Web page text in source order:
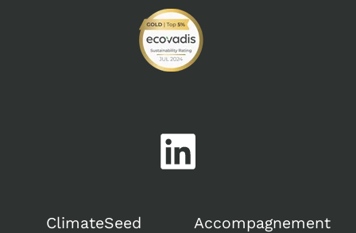
ClimateSeed Accompagnement